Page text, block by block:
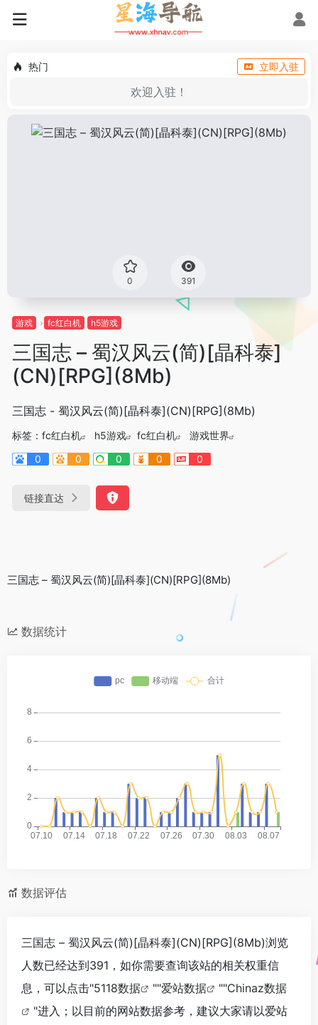
热门 立即入驻
欢迎入驻！
0 391
游戏 fc红白机 h5游戏
三国志 – 蜀汉风云(简)[晶科泰]
(CN)[RPG](8Mb)
三国志 - 蜀汉风云(简)[晶科泰](CN)[RPG](8Mb)
标签： fc红白机 h5游戏 fc红白机
游戏世界
0
0 0 0 0
链接直达
三国志 – 蜀汉风云(简)[晶科泰](CN)[RPG](8Mb)
数据统计
数据评估
三国志 – 蜀汉风云(简)[晶科泰](CN)[RPG](8Mb)浏览
人数已经达到391，如你需要查询该站的相关权重信
息，可以点击"5118数据 ""爱站数据 ""Chinaz数据
"进入；以目前的网站数据参考，建议大家请以爱站